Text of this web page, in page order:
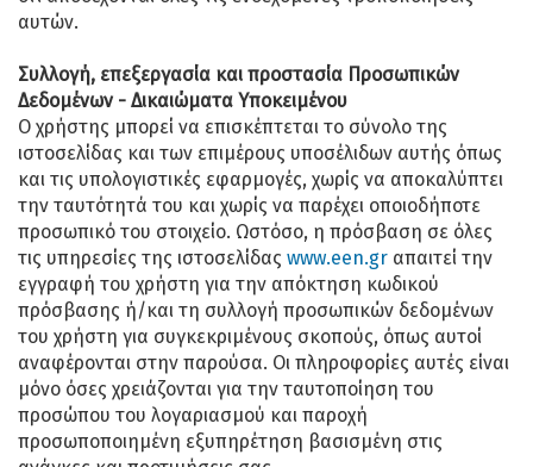
αυτών.
Συλλογή, επεξεργασία και προστασία Προσωπικών
Δεδομένων - Δικαιώματα Υποκειμένου
Ο χρήστης μπορεί να επισκέπτεται το σύνολο της
ιστοσελίδας και των επιμέρους υποσέλιδων αυτής όπως
και τις υπολογιστικές εφαρμογές, χωρίς να αποκαλύπτει
την ταυτότητά του και χωρίς να παρέχει οποιοδήποτε
προσωπικό του στοιχείο. Ωστόσο, η πρόσβαση σε όλες
τις υπηρεσίες της ιστοσελίδας www.een.gr απαιτεί την
εγγραφή του χρήστη για την απόκτηση κωδικού
πρόσβασης ή/και τη συλλογή προσωπικών δεδομένων
του χρήστη για συγκεκριμένους σκοπούς, όπως αυτοί
αναφέρονται στην παρούσα. Οι πληροφορίες αυτές είναι
μόνο όσες χρειάζονται για την ταυτοποίηση του
προσώπου του λογαριασμού και παροχή
προσωποποιημένη εξυπηρέτηση βασισμένη στις